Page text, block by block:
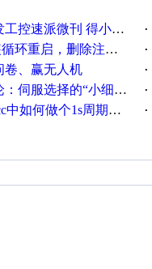
派微刊 得小米手环 中奖通知 ·
，删除注册表信息没有用 ·
卷、赢无人机 ·
择的“小细节大学问”奖励公告 ·
何做个1s周期循环的脚本 ·